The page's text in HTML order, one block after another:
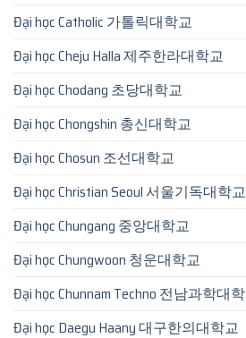
Đại học Catholic 가톨릭대학교
Đại học Cheju Halla 제주한라대학교
Đại học Chodang 초당대학교
Đại học Chongshin 총신대학교
Đại học Chosun 조선대학교
Đại học Christian Seoul 서울기독대학교
Đại học Chungang 중앙대학교
Đại học Chungwoon 청운대학교
Đại học Chunnam Techno 전남과학대학
Đại học Daegu Haany 대구한의대학교